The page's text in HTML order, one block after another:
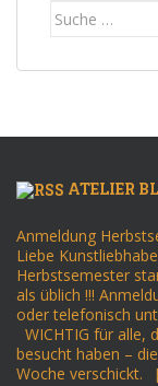
Suche
ATELIER
Anmeldung
Liebe
Herbstsemester
als üblich !!!
oder telefonisch
WICHTIG für alle,
besucht haben –
Woche verschickt.